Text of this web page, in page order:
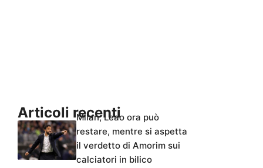
Articoli recenti
Milan, Leao ora può
restare, mentre si aspetta
il verdetto di Amorim sui
calciatori in bilico